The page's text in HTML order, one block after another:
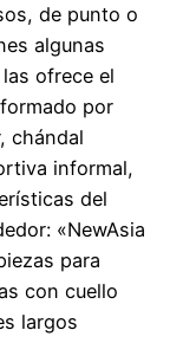
de punto o
algunas
ofrece el
por
chándal
informal,
del
«NewAsia
para
con cuello
largos